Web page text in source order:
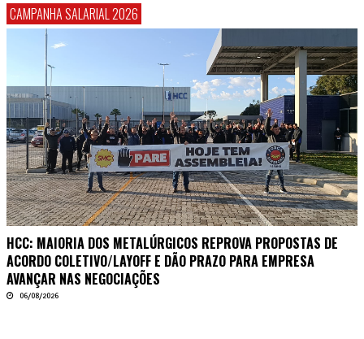
CAMPANHA SALARIAL 2026
HCC: MAIORIA DOS METALÚRGICOS REPROVA PROPOSTAS DE
ACORDO COLETIVO/LAYOFF E DÃO PRAZO PARA EMPRESA
AVANÇAR NAS NEGOCIAÇÕES
06/08/2026